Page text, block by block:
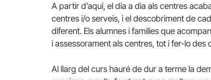
A partir d’aquí, el dia a dia als centres
centres i/o serveis, i el descobriment de
diferent. Els alumnes i famílies que
i assessorament als centres, tot i fer-lo des
Al llarg del curs hauré de dur a terme la